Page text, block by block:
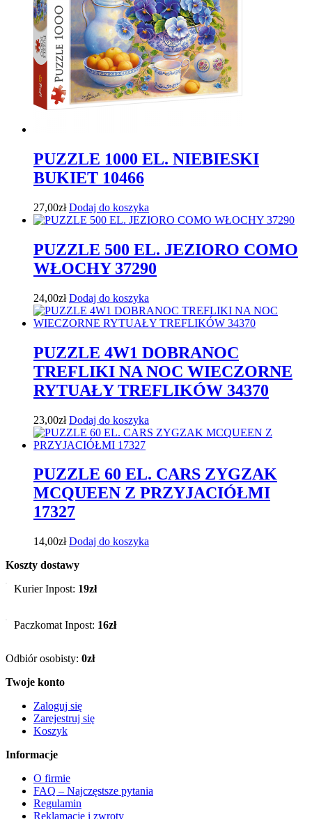
PUZZLE 1000 EL. NIEBIESKI
BUKIET 10466
27,00zł Dodaj do koszyka
PUZZLE 500 EL. JEZIORO COMO
WŁOCHY 37290
24,00zł Dodaj do koszyka
PUZZLE 4W1 DOBRANOC
TREFLIKI NA NOC WIECZORNE
RYTUAŁY TREFLIKÓW 34370
23,00zł Dodaj do koszyka
PUZZLE 60 EL. CARS ZYGZAK
MCQUEEN Z PRZYJACIÓŁMI
17327
14,00zł Dodaj do koszyka
Koszty dostawy
Kurier Inpost: 19zł
Paczkomat Inpost: 16zł
Odbiór osobisty: 0zł
Twoje konto
Zaloguj się
Zarejestruj się
Koszyk
Informacje
O firmie
FAQ – Najczęstsze pytania
Regulamin
Reklamacje i zwroty